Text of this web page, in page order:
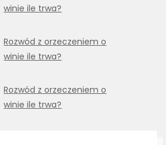
winie ile trwa?
Rozwód z orzeczeniem o
winie ile trwa?
Rozwód z orzeczeniem o
winie ile trwa?